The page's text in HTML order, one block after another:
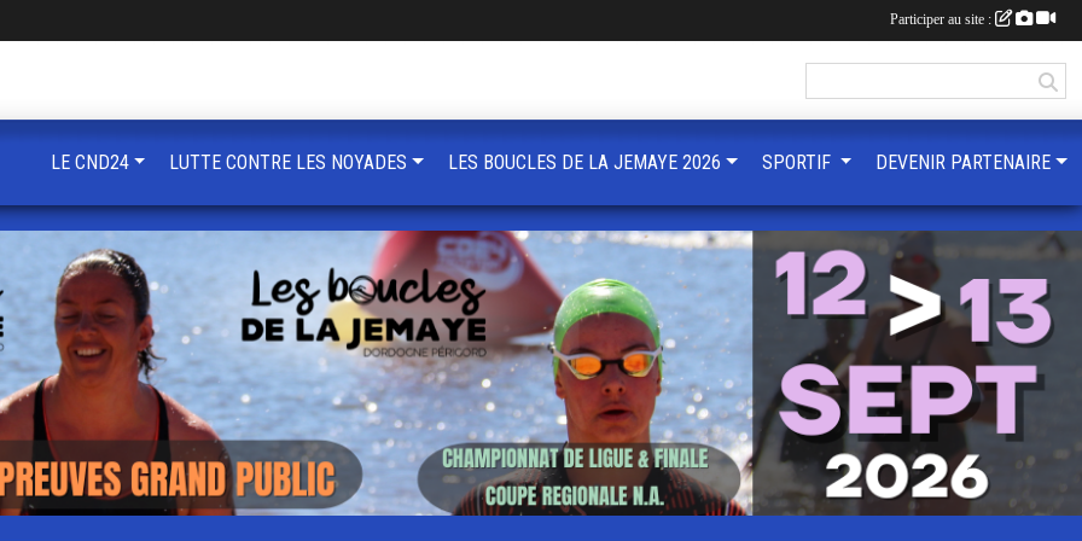
LE CND24 LUTTE CONTRE LES NOYADES LES BOUCLES DE LA JEMAYE 2026 SPORTIF DEVENIR PARTENAIRE
Participer au site :